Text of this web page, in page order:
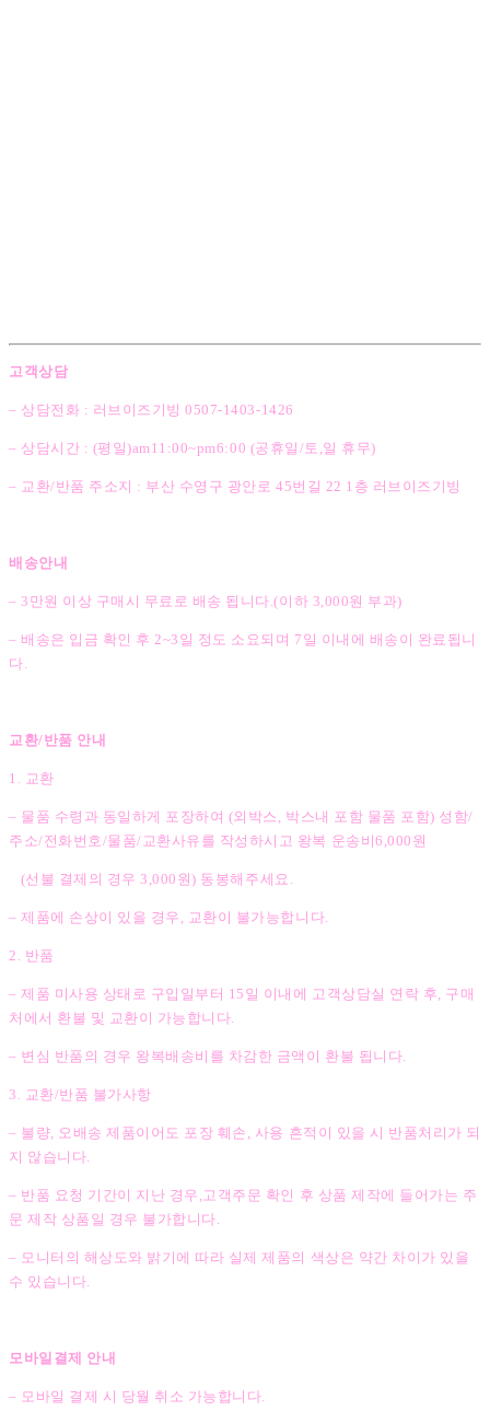
고객상담
– 상담전화 : 러브이즈기빙 0507-1403-1426
– 상담시간 : (평일)am11:00~pm6:00 (공휴일/토,일 휴무)
– 교환/반품 주소지 : 부산 수영구 광안로 45번길 22 1층 러브이즈기빙
배송안내
– 3만원 이상 구매시 무료로 배송 됩니다.(이하 3,000원 부과)
– 배송은 입금 확인 후 2~3일 정도 소요되며 7일 이내에 배송이 완료됩니
다.
교환/반품 안내
1. 교환
– 물품 수령과 동일하게 포장하여 (외박스, 박스내 포함 물품 포함) 성함/
주소/전화번호/물품/교환사유를 작성하시고 왕복 운송비6,000원
(선불 결제의 경우 3,000원) 동봉해주세요.
– 제품에 손상이 있을 경우, 교환이 불가능합니다.
2. 반품
– 제품 미사용 상태로 구입일부터 15일 이내에 고객상담실 연락 후, 구매
처에서 환불 및 교환이 가능합니다.
– 변심 반품의 경우 왕복배송비를 차감한 금액이 환불 됩니다.
3. 교환/반품 불가사항
– 불량, 오배송 제품이어도 포장 훼손, 사용 흔적이 있을 시 반품처리가 되
지 않습니다.
– 반품 요청 기간이 지난 경우,고객주문 확인 후 상품 제작에 들어가는 주
문 제작 상품일 경우 불가합니다.
– 모니터의 해상도와 밝기에 따라 실제 제품의 색상은 약간 차이가 있을
수 있습니다.
모바일결제 안내
– 모바일 결제 시 당월 취소 가능합니다.